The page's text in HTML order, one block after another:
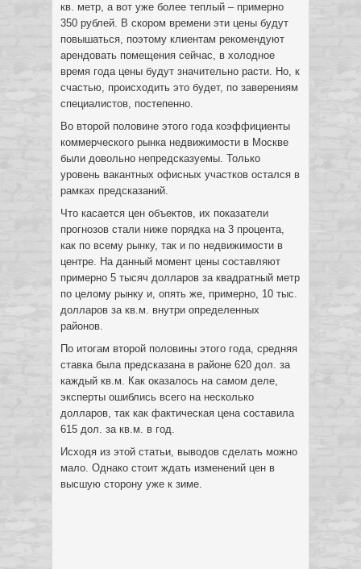
кв. метр, а вот уже более теплый – примерно
350 рублей. В скором времени эти цены будут
повышаться, поэтому клиентам рекомендуют
арендовать помещения сейчас, в холодное
время года цены будут значительно расти. Но, к
счастью, происходить это будет, по заверениям
специалистов, постепенно.
Во второй половине этого года коэффициенты
коммерческого рынка недвижимости в Москве
были довольно непредсказуемы. Только
уровень вакантных офисных участков остался в
рамках предсказаний.
Что касается цен объектов, их показатели
прогнозов стали ниже порядка на 3 процента,
как по всему рынку, так и по недвижимости в
центре. На данный момент цены составляют
примерно 5 тысяч долларов за квадратный метр
по целому рынку и, опять же, примерно, 10 тыс.
долларов за кв.м. внутри определенных
районов.
По итогам второй половины этого года, средняя
ставка была предсказана в районе 620 дол. за
каждый кв.м. Как оказалось на самом деле,
эксперты ошиблись всего на несколько
долларов, так как фактическая цена составила
615 дол. за кв.м. в год.
Исходя из этой статьи, выводов сделать можно
мало. Однако стоит ждать изменений цен в
высшую сторону уже к зиме.